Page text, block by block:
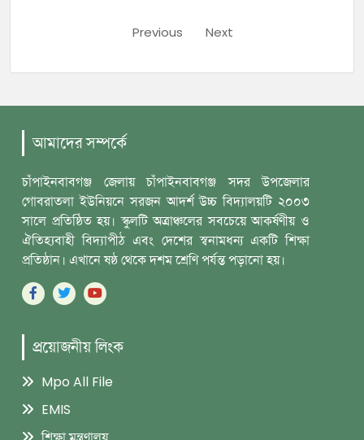
Previous Next
আমাদের সম্পর্কে
চাঁপাইনবাবগঞ্জ জেলায় চাঁপাইনবাবগঞ্জ সদর উপজেলার
গোবরাতলা ইউনিয়নে সরজন আদর্শ ‎উচ্চ বিদ্যালয়টি ২০০৩
সালে প্রতিষ্ঠিত হয়। স্কুলটি অত্রাঞ্চলের সবচেয়ে আকর্ষণীয় ও
‎ঐতিহ্যবাহী বিদ্যাপীঠ এবং দেশের স্বনামধন্য একটি শিক্ষা
প্রতিষ্ঠান। এখানে ষষ্ঠ থেকে দশম ‎শ্রেণি পর্যন্ত পড়ানো হয়।
প্রয়োজনীয় লিংক
Mpo All File
EMIS